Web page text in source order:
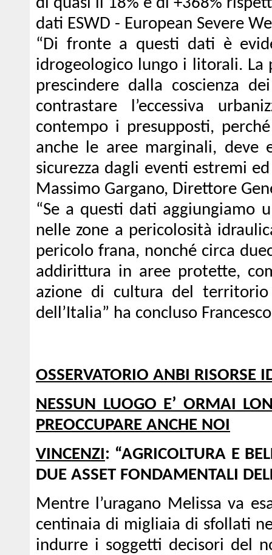
di quasi il 18% e di +368%
dati ESWD - European Severe
“Di fronte a questi dati è
idrogeologico lungo i litorali. La
prescindere dalla coscienza
contrastare l’eccessiva
contempo i presupposti,
anche le aree marginali, deve
sicurezza dagli eventi estremi
Massimo Gargano, Direttore
“Se a questi dati aggiungiamo
nelle zone a pericolosità
pericolo frana, nonché circa
addirittura in aree protette,
azione di cultura del
dell’Italia” ha concluso
OSSERVATORIO ANBI RISORSE
NESSUN LUOGO E’ ORMAI
PREOCCUPARE ANCHE NOI
VINCENZI: “AGRICOLTURA E
DUE ASSET FONDAMENTALI
Mentre l’uragano Melissa va
centinaia di migliaia di sfollati
indurre i soggetti decisori del